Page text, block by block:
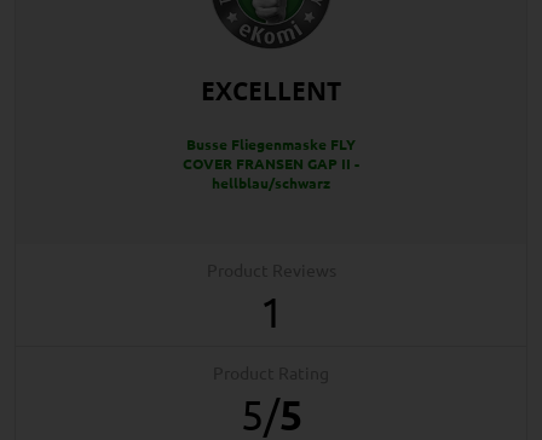
EXCELLENT
Busse Fliegenmaske FLY
COVER FRANSEN GAP II -
hellblau/schwarz
1
5/5